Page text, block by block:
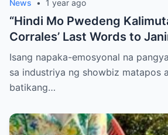
News • 1 year ago
“Hindi Mo Pwedeng
Corrales’ Last Words to
Will Make You Cry!
Isang napaka-emosyonal na
sa industriya ng showbiz matapos
batikang…